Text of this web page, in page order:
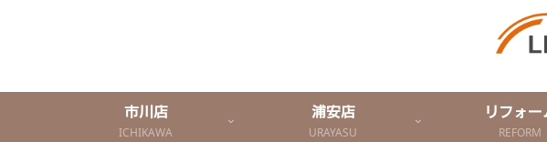
市川店
ICHIKAWA
浦安店
URAYASU
リフォー
REFORM